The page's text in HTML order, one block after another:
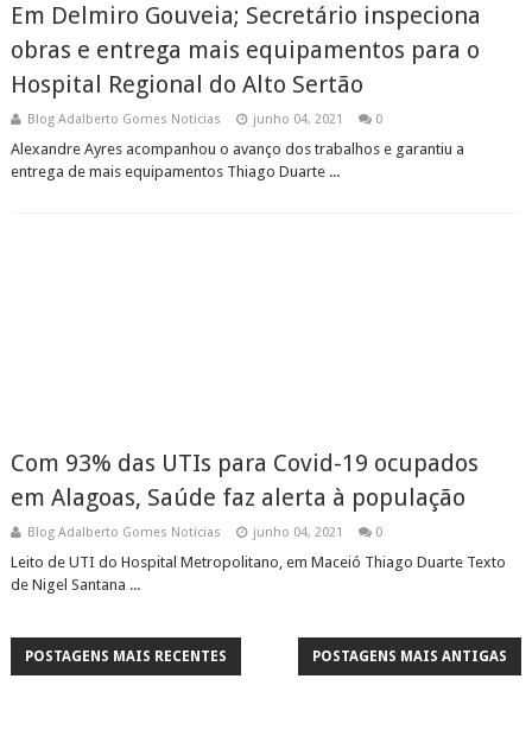
Em Delmiro Gouveia; Secretário inspeciona
obras e entrega mais equipamentos para o
Hospital Regional do Alto Sertão
Blog Adalberto Gomes Noticias junho 04, 2021 0
Alexandre Ayres acompanhou o avanço dos trabalhos e garantiu a
entrega de mais equipamentos Thiago Duarte ...
Com 93% das UTIs para Covid-19 ocupados
em Alagoas, Saúde faz alerta à população
Blog Adalberto Gomes Noticias junho 04, 2021 0
Leito de UTI do Hospital Metropolitano, em Maceió Thiago Duarte Texto
de Nigel Santana ...
POSTAGENS MAIS RECENTES POSTAGENS MAIS ANTIGAS